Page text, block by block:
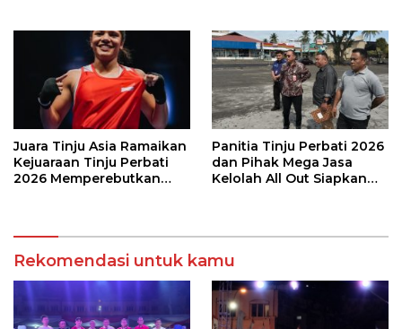
Wali Kota Manado
Juara Tinju Asia Ramaikan
Kejuaraan Tinju Perbati
2026 Memperebutkan
Panitia Tinju Perbati 2026
dan Pihak Mega Jasa
Kelolah All Out Siapkan
Rekomendasi untuk kamu